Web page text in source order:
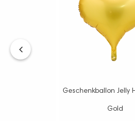
Geschenkballon Jelly
Gold